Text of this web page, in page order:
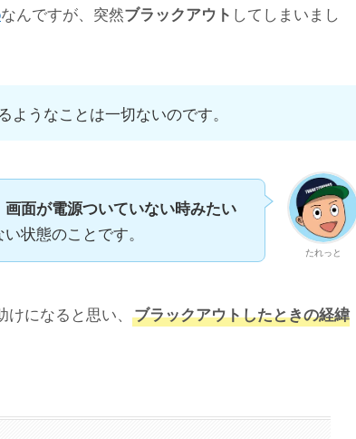
なんですが、突然ブラックアウト してしまいまし
うなことは一切ないのです。
たれっと
画面が電源ついていない時みたい
状態のことです。
になると思い、
ブラックアウトしたときの経緯